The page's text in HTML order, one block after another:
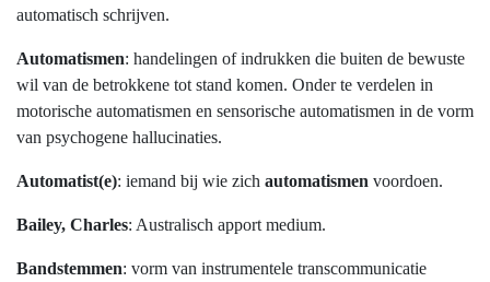
automatisch schrijven.
Automatismen: handelingen of indrukken die buiten de bewuste
wil van de betrokkene tot stand komen. Onder te verdelen in
motorische automatismen en sensorische automatismen in de vorm
van psychogene hallucinaties.
Automatist(e): iemand bij wie zich automatismen voordoen.
Bailey, Charles: Australisch apport medium.
Bandstemmen: vorm van instrumentele transcommunicatie